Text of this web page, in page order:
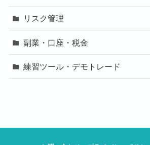
リスク管理
副業・口座・税金
練習ツール・デモトレード